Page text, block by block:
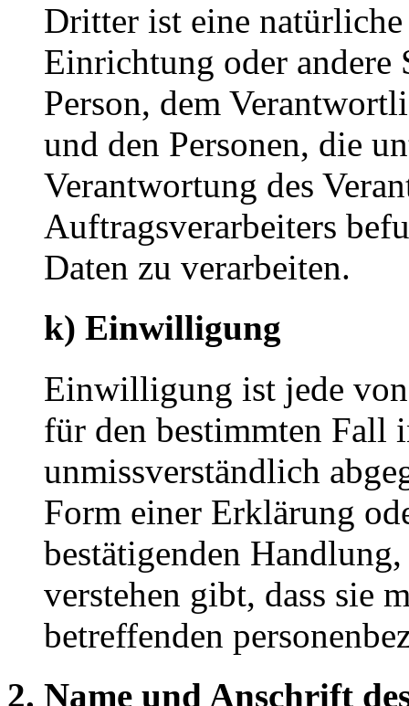
Dritter ist eine
Einrichtung oder andere
Person, dem
und den Personen, die
Verantwortung des
Auftragsverarbeiters
Daten zu verarbeiten.
k) Einwilligung
Einwilligung ist jede
für den bestimmten Fall
unmissverständlich
Form einer Erklärung
bestätigenden
verstehen gibt, dass sie
betreffenden
2. Name und Anschrift